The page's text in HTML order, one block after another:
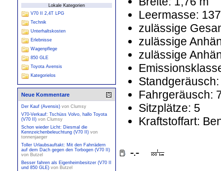
Leermasse:
zulässige
zulässige
zulässige
Fahrgeräusch:
Sitzplätze: 5
Kraftstoffart:
Lokale Kategorien
V70 II 2,4T LPG
Technik
Unterhaltskosten
Erlebnisse
Wagenpflege
850 GLE
Toyota Avensis
Kategorielos
Neue Kommentare
Der Kauf (Avensis) von Clumsy
V70-Verkauf: Tschüss Volvo, hallo Toyota
(V70 II) von Clumsy
Schon wieder Licht: Diesmal die
Kennzeichenbeleuchtung (V70 II) von
tonnenjaeger
Toller Urlaubsauftakt: Mit den Fahrrädern
auf dem Dach gegen den Torbogen (V70 II)
von Butzel
Besser fahren als Eigenheimbesitzer (V70 II
und 850 GLE) von Butzel